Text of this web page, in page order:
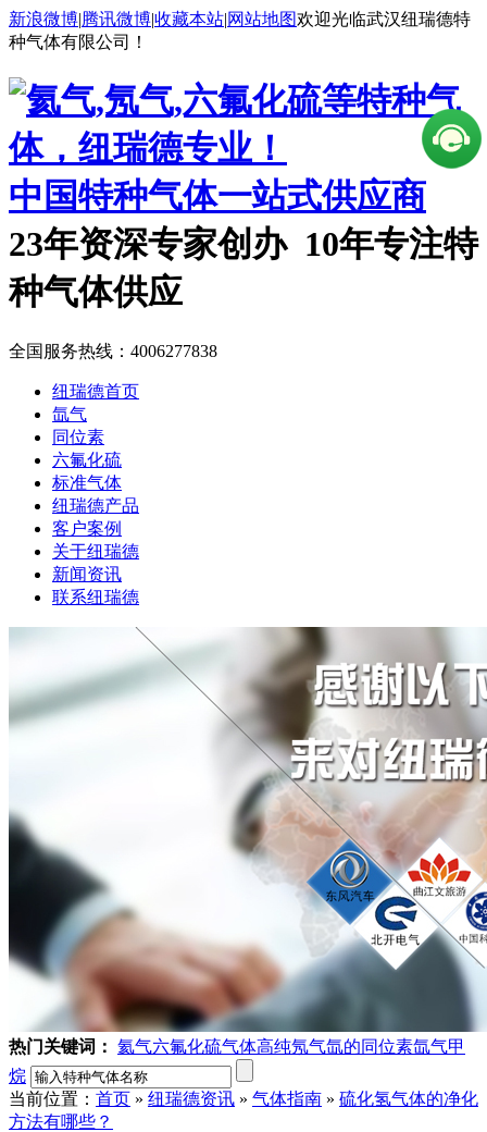
新浪微博|腾讯微博|收藏本站|网站地图欢迎光临武汉纽瑞德特
种气体有限公司！
中国特种气体一站式供应商
23年资深专家创办 10年专注特
种气体供应
全国服务热线： 4006277838
纽瑞德首页
氙气
同位素
六氟化硫
标准气体
纽瑞德产品
客户案例
关于纽瑞德
新闻资讯
联系纽瑞德
热门关键词： 氦气六氟化硫气体高纯氖气氙的同位素氙气甲
烷
当前位置： 首页 » 纽瑞德资讯 » 气体指南 » 硫化氢气体的净化
方法有哪些？